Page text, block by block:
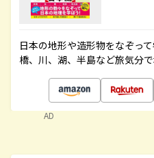
日本の地形や造形物をなぞっ
橋、川、湖、半島など旅気分
AD